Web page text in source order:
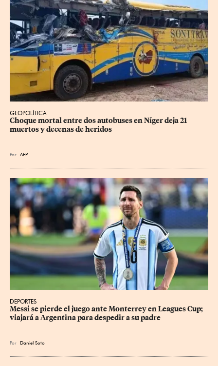
GEOPOLÍTICA
Choque mortal entre dos autobuses en Níger deja 21
muertos y decenas de heridos
Por AFP
DEPORTES
Messi se pierde el juego ante Monterrey en Leagues Cup;
viajará a Argentina para despedir a su padre
Por Daniel Soto